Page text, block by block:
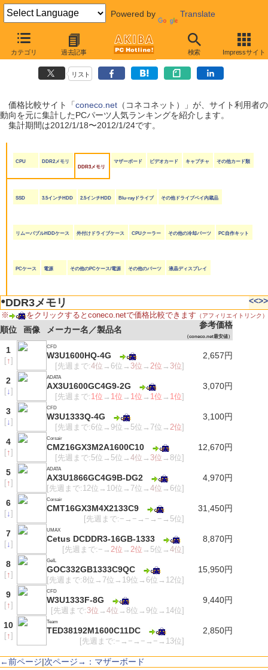
Powered by Translate
カテゴリ 過去記事 検索 Impressサイト
coneco.net人気ランキング（PCパーツ編）
（2012/1/18〜2012/1/24）
リスト
価格比較サイト「coneco.net（コネコネット）」が、サイト利用者の
動向を元に集計したPCパーツ人気ランキングを紹介します。
集計期間は2012/1/18〜2012/1/24です。
CPU
DDR2メモリ
DDR3メモリ
マザーボード ビデオカード キャプチャ その他カード類
SSD 3.5インチHDD 2.5インチHDD Blu-rayドライブ その他ドライブベイ内蔵品
リムーバブルHDDケース 外付けドライブケース CPUクーラー その他の冷却パーツ PC自作キット
PCケース 電源 その他のPCケース/電源 その他のパーツ 液晶ディスプレイ
●DDR3メモリ <<>>
※ をクリックするとconeco.netで価格比較できます （アフィリエイトリンク）
順位 画像 メーカー名／製品名 参考価格
（coneco.net最安値）
1
[↑]
CFD
W3U1600HQ-4G
[先週まで:4位 →6位→ 3位 →2位 → 3位]
2,657円
2
[↓]
ADATA
AX3U1600GC4G9-2G
[先週まで:1位 → 1位 → 1位 → 1位 → 1位]
3,070円
3
[↓]
CFD
W3U1333Q-4G
[先週まで:6位→9位→5位→7位→2位]
3,100円
4
[↑]
Corsair
CMZ16GX3M2A1600C10
[先週まで:5位→5位→4位 → 3位 →8位]
12,670円
5
[↑]
ADATA
AX3U1866GC4G9B-DG2
[先週まで:12位→10位→7位→4位 →6位]
4,970円
6
[↓]
Corsair
CMT16GX3M4X2133C9
[先週まで:−→−→−→−→5位]
31,450円
7
[↓]
UMAX
Cetus DCDDR3-16GB-1333
[先週まで:−→2位 →2位 →5位→4位]
8,870円
8
[↑]
GeIL
GOC332GB1333C9QC
[先週まで:8位→7位→19位→6位→12位]
15,950円
9
[↑]
CFD
W3U1333F-8G
[先週まで:3位 →4位 →8位→9位→14位]
9,440円
10
[↑]
Team
TED38192M1600C11DC
[先週まで:−→−→−→−→13位]
2,850円
←前ページ|次ページ→：マザーボード